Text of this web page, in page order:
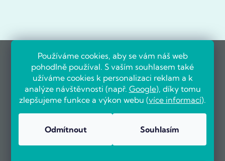
Používáme cookies, aby se vám náš web
pohodlně používal. S vaším souhlasem také
užíváme cookies k personalizaci reklam a k
analýze návštěvnosti (např. Google), díky tomu
zlepšujeme funkce a výkon webu (více informací).
Odmítnout Souhlasím